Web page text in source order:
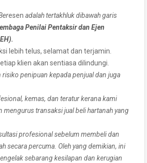
esen adalah tertakhluk dibawah garis
Penilai Pentaksir dan Ejen
.
lebih telus, selamat dan terjamin.
klien akan sentiasa dilindungi.
penipuan kepada penjual dan juga
kemas, dan teratur kerana kami
mengurus transaksi jual beli hartanah yang
profesional sebelum membeli dan
secara percuma. Oleh yang demikian, ini
sebarang kesilapan dan kerugian